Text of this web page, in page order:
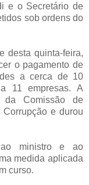
e o Secretário de
sob ordens do
desta quinta-feira,
o pagamento de
a cerca de 10
11 empresas. A
da Comissão de
e durou
ao ministro e ao
medida aplicada
curso.